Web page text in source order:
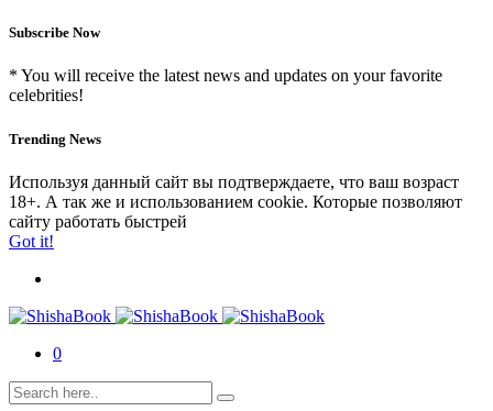
Subscribe Now
* You will receive the latest news and updates on your favorite
celebrities!
Trending News
Используя данный сайт вы подтверждаете, что ваш возраст
18+. А так же и использованием cookie. Которые позволяют
сайту работать быстрей
Got it!
0